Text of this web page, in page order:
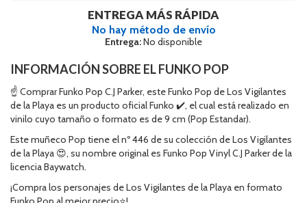
ENTREGA MÁS RÁPIDA
No hay método de envío
Entrega:No disponible
INFORMACIÓN SOBRE EL FUNKO POP
☝ Comprar Funko Pop C.J Parker, este Funko Pop de Los Vigilantes
de la Playa es un producto oficial Funko ✔️, el cual está realizado en
vinilo cuyo tamaño o formato es de 9 cm (Pop Estandar).
Este muñeco Pop tiene el nº 446 de su colección de Los Vigilantes
de la Playa 😍, su nombre original es Funko Pop Vinyl C.J Parker de la
licencia Baywatch.
¡Compra los personajes de Los Vigilantes de la Playa en formato